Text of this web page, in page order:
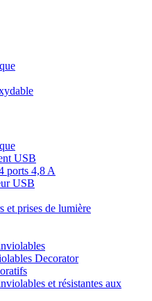
USB
ports 4,8 A
USB
et prises de lumière
Decorator
et résistantes aux